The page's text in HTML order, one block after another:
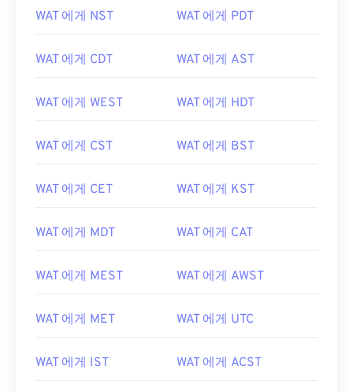
WAT 에게 NST WAT 에게 PDT
WAT 에게 CDT WAT 에게 AST
WAT 에게 WEST WAT 에게 HDT
WAT 에게 CST WAT 에게 BST
WAT 에게 CET WAT 에게 KST
WAT 에게 MDT WAT 에게 CAT
WAT 에게 MEST WAT 에게 AWST
WAT 에게 MET WAT 에게 UTC
WAT 에게 IST WAT 에게 ACST